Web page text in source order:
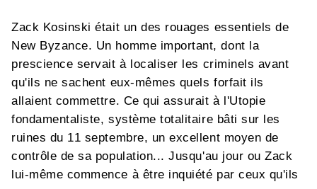
Zack Kosinski était un des rouages essentiels de
New Byzance. Un homme important, dont la
prescience servait à localiser les criminels avant
qu'ils ne sachent eux-mêmes quels forfait ils
allaient commettre. Ce qui assurait à l'Utopie
fondamentaliste, système totalitaire bâti sur les
ruines du 11 septembre, un excellent moyen de
contrôle de sa population... Jusqu'au jour ou Zack
lui-même commence à être inquiété par ceux qu'ils